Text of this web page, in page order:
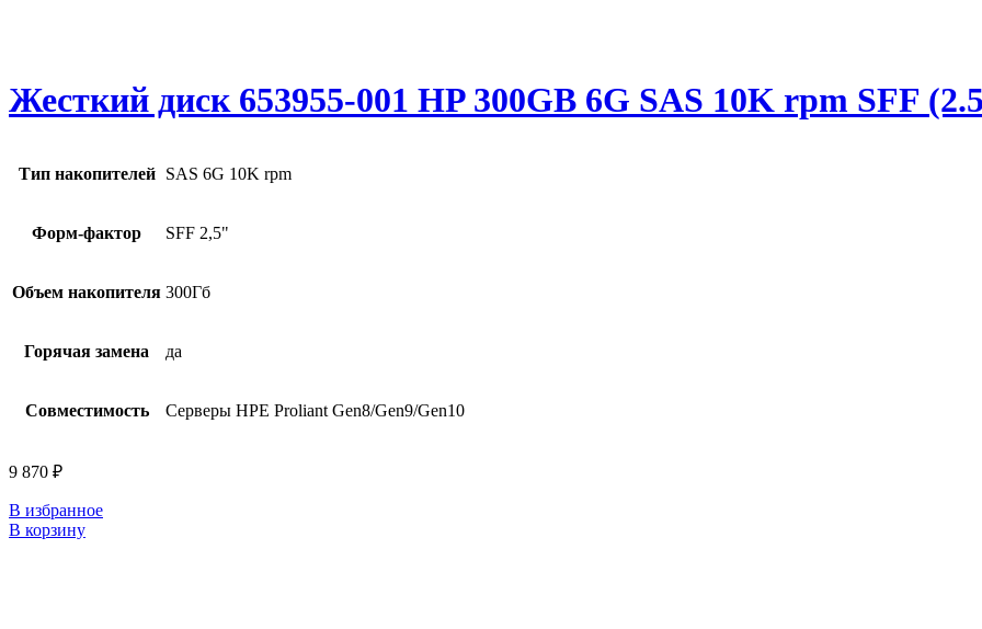
Жесткий диск 653955-001 HP 300GB 6G SAS 10K rpm SFF
Тип накопителей SAS 6G 10K rpm
Форм-фактор SFF 2,5"
Объем накопителя 300Гб
Горячая замена да
Совместимость Серверы HPE Proliant Gen8/Gen9/Gen10
9 870 ₽
В избранное
В корзину